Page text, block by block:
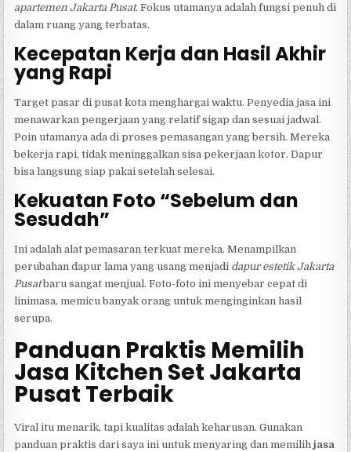
apartemen Jakarta Pusat. Fokus utamanya adalah fungsi penuh di
dalam ruang yang terbatas.
Kecepatan Kerja dan Hasil Akhir
yang Rapi
Target pasar di pusat kota menghargai waktu. Penyedia jasa ini
menawarkan pengerjaan yang relatif sigap dan sesuai jadwal.
Poin utamanya ada di proses pemasangan yang bersih. Mereka
bekerja rapi, tidak meninggalkan sisa pekerjaan kotor. Dapur
bisa langsung siap pakai setelah selesai.
Kekuatan Foto “Sebelum dan
Sesudah”
Ini adalah alat pemasaran terkuat mereka. Menampilkan
perubahan dapur lama yang usang menjadi dapur estetik Jakarta
Pusatbaru sangat menjual. Foto-foto ini menyebar cepat di
linimasa, memicu banyak orang untuk menginginkan hasil
serupa.
Panduan Praktis Memilih
Jasa Kitchen Set Jakarta
Pusat Terbaik
Viral itu menarik, tapi kualitas adalah keharusan. Gunakan
panduan praktis dari saya ini untuk menyaring dan memilihjasa